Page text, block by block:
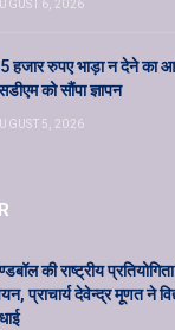
6, 2026
हजार रुपए भाड़ा न देने का
को सौंपा ज्ञापन
5, 2026
की राष्ट्रीय
प्राचार्य देवेन्द्र मूणत ने